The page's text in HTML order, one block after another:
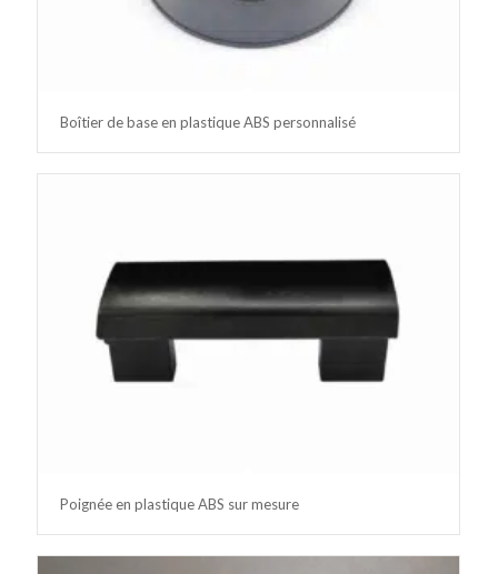
Boîtier de base en plastique ABS personnalisé
Poignée en plastique ABS sur mesure